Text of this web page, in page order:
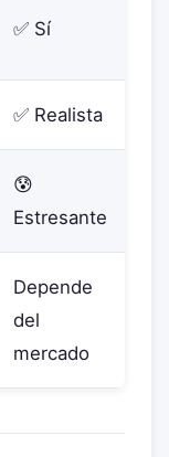
✅ Sí
✅ Realista
😰
Estresante
Depende
del
mercado